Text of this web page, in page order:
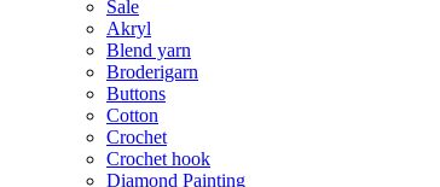
Sale
Akryl
Blend yarn
Broderigarn
Buttons
Cotton
Crochet
Crochet hook
Diamond Painting